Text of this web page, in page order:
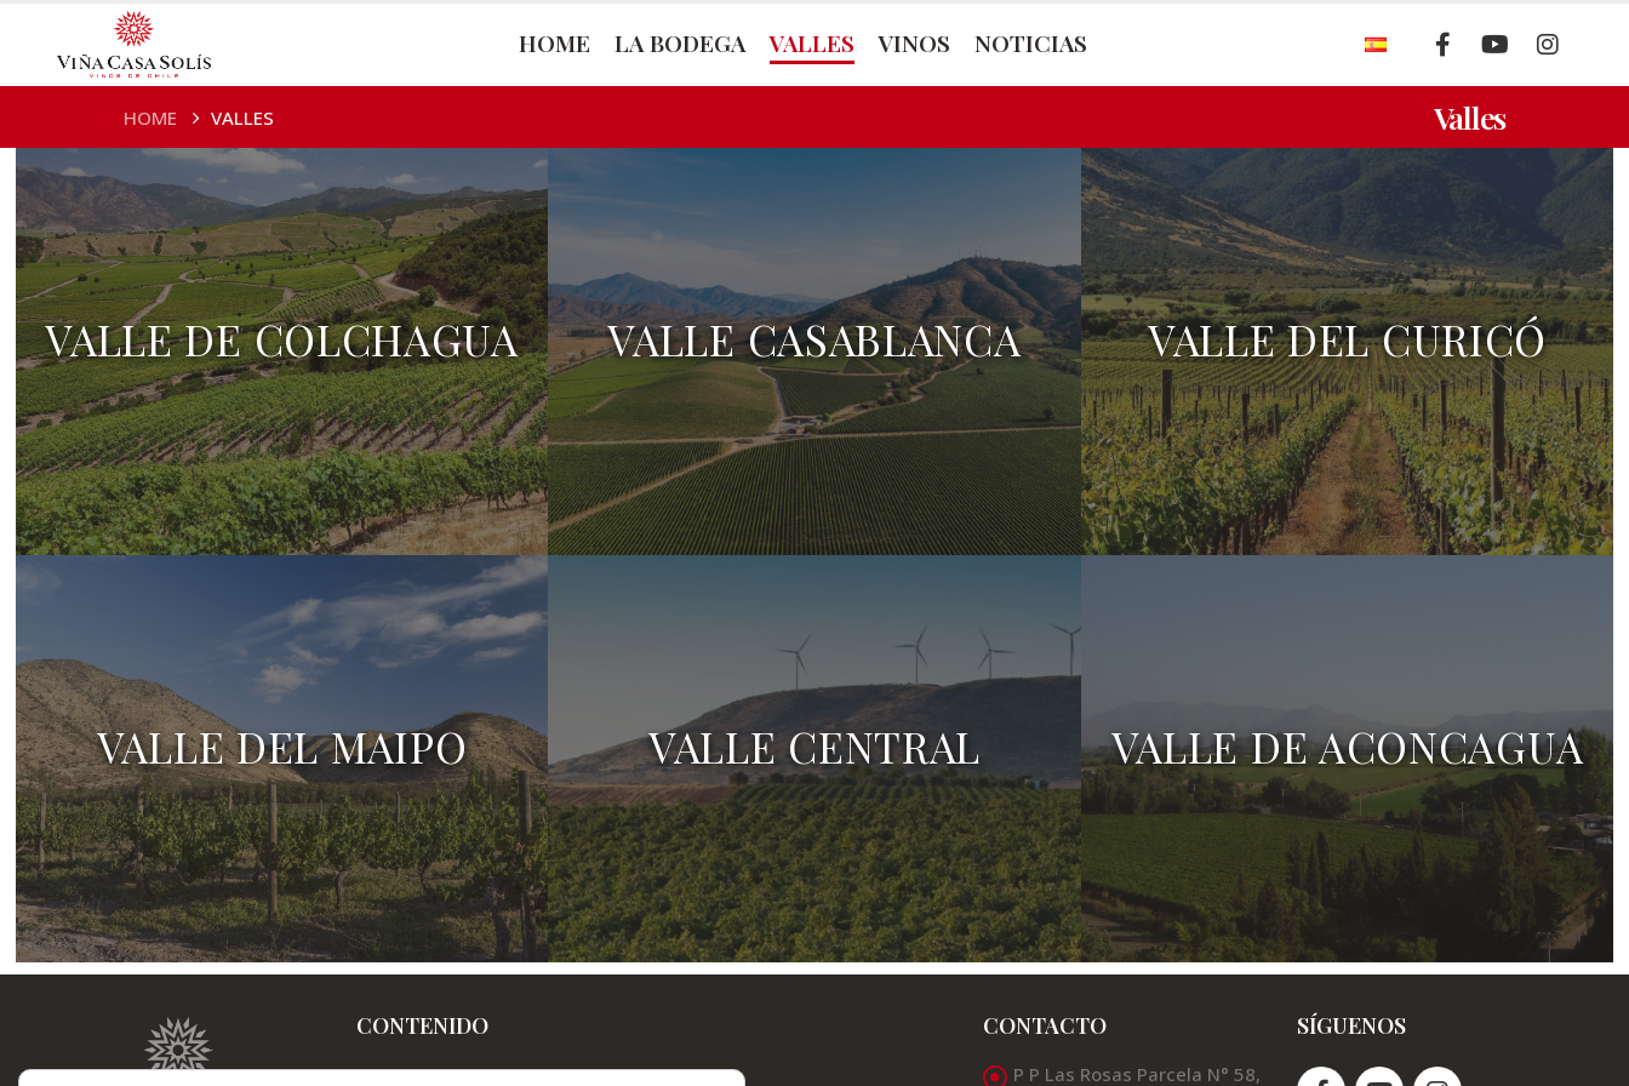
HOME LA BODEGA VALLES VINOS NOTICIAS
HOME VALLES Valles
VALLE DE COLCHAGUA VALLE CASABLANCA VALLE DEL CURICÓ
VALLE DEL MAIPO VALLE CENTRAL VALLE DE ACONCAGUA
CONTENIDO
Home Valles
CONTACTO
P P Las Rosas Parcela N° 58,
SÍGUENOS